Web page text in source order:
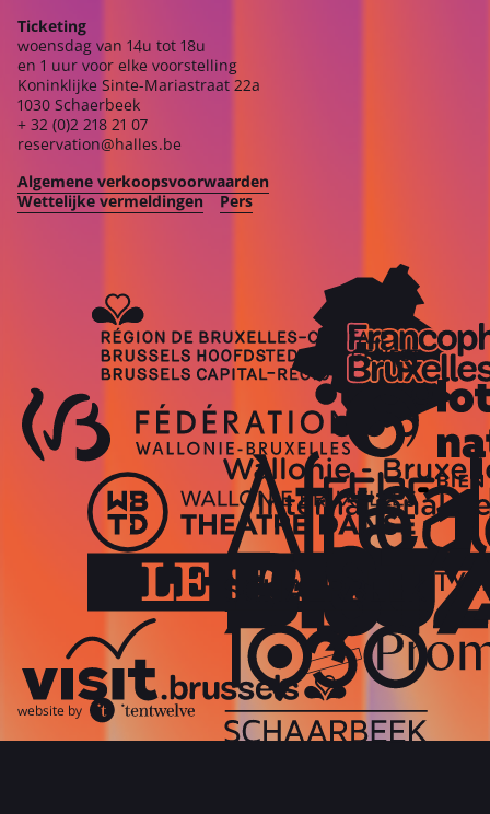
Ticketing
woensdag van 14u tot 18u
en 1 uur voor elke voorstelling
Koninklijke Sinte-Mariastraat 22a
1030 Schaerbeek
+ 32 (0)2 218 21 07
reservation@halles.be
Algemene verkoopsvoorwaarden
Wettelijke vermeldingen
Pers
website by